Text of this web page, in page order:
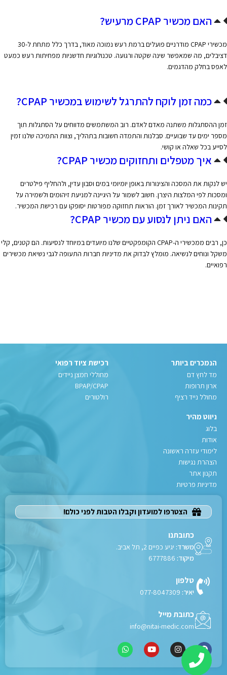
האם מכשיר CPAP מרעיש?
מכשירי CPAP מודרניים פועלים ברמת רעש נמוכה מאוד, בדרך כלל מתחת ל-30
דציבלים, מה שמאפשר שינה שקטה ורגועה. טכנולוגיות חדשניות מפחיתות רעש כמעט
לאפס בחלק מהדגמים.
כמה זמן לוקח להתרגל לשימוש במכשיר CPAP?
זמן ההסתגלות משתנה מאדם לאדם. רוב המשתמשים מדווחים על הסתגלות תוך
מספר ימים עד שבועיים. סבלנות והתמדה חשובות בתהליך, וצוות התמיכה שלנו זמין
לסייע בכל שאלה או קושי.
איך מטפלים ותחזוקים מכשיר CPAP?
יש לנקות את המסכה והצינורות באופן יומיומי במים וסבון עדין, ולהחליף פילטרים
ומסכות לפי המלצות היצרן. חשוב לשמור על היגיינה למניעת זיהומים ולשמירה על
תקינות המכשיר לאורך זמן. הוראות תחזוקה מפורטות יסופקו עם רכישת המכשיר.
האם ניתן לנסוע עם מכשיר CPAP?
כן, רבים ממכשירי ה-CPAP הקומפקטיים שלנו מיועדים במיוחד לנסיעות. הם קטנים, קלי
משקל ונוחים לנשיאה. מומלץ לבדוק את מדיניות חברות התעופה לגבי נשיאת מכשירים
רפואיים.
הנמכרים ביותר
מד לחץ דם
ארון תרופות
מחולל נייד רציף
רכישת ציוד רפואי
מחוללי חמצן ניידים
BPAP/CPAP
רולטורים
ניווט מהיר
בלוג
אודות
לימודי עזרה ראשונה
הצהרת נגישות
תקנון אתר
מדיניות פרטיות
הצטרפו למועדון וקבלו הטבות לפני כולם!
כתובתנו
משרד: יגיע כפיים 2, תל אביב.
מיקוד:
טלפון
יאיר:
כתובת מייל
info@nitai-medic.com